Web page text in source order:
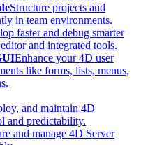
Structure projects and
in team environments.
faster and debug smarter
and integrated tools.
Enhance your 4D user
like forms, lists, menus,
and maintain 4D
and predictability.
and manage 4D Server